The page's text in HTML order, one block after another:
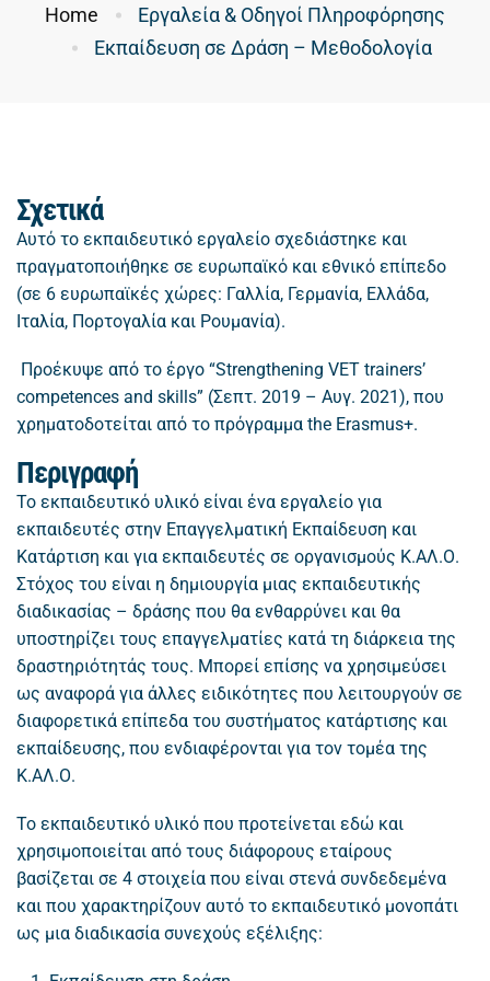
Home
Εργαλεία & Οδηγοί Πληροφόρησης
Εκπαίδευση σε Δράση – Μεθοδολογία
Σχετικά
Αυτό το εκπαιδευτικό εργαλείο σχεδιάστηκε και
πραγματοποιήθηκε σε ευρωπαϊκό και εθνικό επίπεδο
(σε 6 ευρωπαϊκές χώρες: Γαλλία, Γερμανία, Ελλάδα,
Ιταλία, Πορτογαλία και Ρουμανία).
Προέκυψε από το έργο “Strengthening VET trainers’
competences and skills” (Σεπτ. 2019 – Αυγ. 2021), που
χρηματοδοτείται από το πρόγραμμα the Erasmus+.
Περιγραφή
Το εκπαιδευτικό υλικό είναι ένα εργαλείο για
εκπαιδευτές στην Επαγγελματική Εκπαίδευση και
Κατάρτιση και για εκπαιδευτές σε οργανισμούς Κ.ΑΛ.Ο.
Στόχος του είναι η δημιουργία μιας εκπαιδευτικής
διαδικασίας – δράσης που θα ενθαρρύνει και θα
υποστηρίζει τους επαγγελματίες κατά τη διάρκεια της
δραστηριότητάς τους. Μπορεί επίσης να χρησιμεύσει
ως αναφορά για άλλες ειδικότητες που λειτουργούν σε
διαφορετικά επίπεδα του συστήματος κατάρτισης και
εκπαίδευσης, που ενδιαφέρονται για τον τομέα της
Κ.ΑΛ.Ο.
Το εκπαιδευτικό υλικό που προτείνεται εδώ και
χρησιμοποιείται από τους διάφορους εταίρους
βασίζεται σε 4 στοιχεία που είναι στενά συνδεδεμένα
και που χαρακτηρίζουν αυτό το εκπαιδευτικό μονοπάτι
ως μια διαδικασία συνεχούς εξέλιξης: